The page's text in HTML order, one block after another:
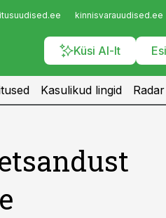
kinnisvarauudised.ee
Küsi AI-lt
Kasulikud lingid Radar